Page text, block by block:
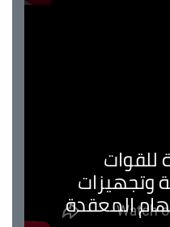
وتجهيزات
المعقدة